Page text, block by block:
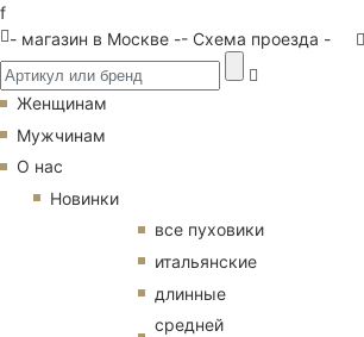
f
- магазин в Москве -- Схема проезда -
Женщинам
Мужчинам
О нас
Новинки
все пуховики
итальянские
длинные
средней